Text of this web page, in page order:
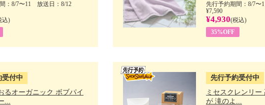
：8/7〜11 放送日：8/12
込)
先行予約期間：8/7
¥7,590
¥4,930(税込)
35%OFF
受付中
るオーガニック ボブパイ
...
先行予約受付中
ミセスクレンリ
が 滝のよ...